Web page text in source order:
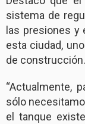
sistema de
las presiones y
esta ciudad,
de construcción.
“Actualmente,
sólo
el tanque